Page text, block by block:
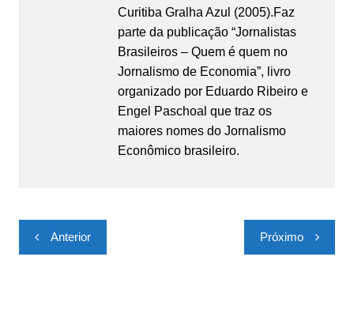
Curitiba Gralha Azul (2005).Faz
parte da publicação “Jornalistas
Brasileiros – Quem é quem no
Jornalismo de Economia”, livro
organizado por Eduardo Ribeiro e
Engel Paschoal que traz os
maiores nomes do Jornalismo
Econômico brasileiro.
Navegação
de
Anterior Próximo